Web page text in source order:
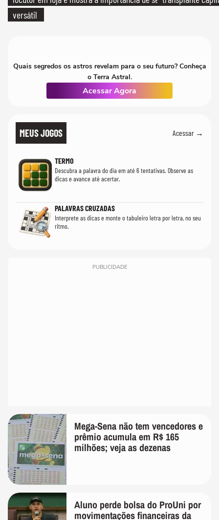
versátil
Quais segredos os astros revelam para o seu futuro? Conheça
o Terra Astral.
Acessar Agora
MEUS JOGOS Acessar →
TERMO
Descubra a palavra do dia em até 6 tentativas. Observe as
dicas e avance até acertar.
PALAVRAS CRUZADAS
Interprete as dicas e monte o tabuleiro letra por letra, no seu
ritmo.
PUBLICIDADE
Mega-Sena não tem vencedores e
prêmio acumula em R$ 165
milhões; veja as dezenas
Aluno perde bolsa do ProUni por
movimentações financeiras da